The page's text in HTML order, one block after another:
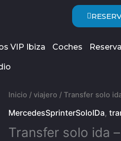
VIP Ibiza Coches
Inicio / viajero / Transfer solo
MercedesSprinterSoloIDa,
Transfer solo ida
Transfer
solo